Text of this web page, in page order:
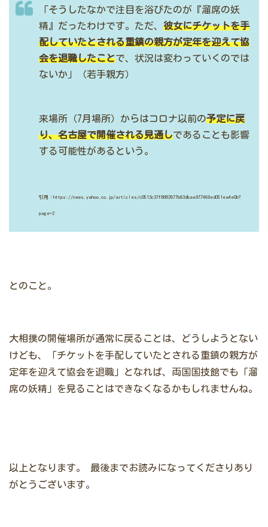
「そうしたなかで注目を浴びたのが『溜席の妖
精』だったわけです。ただ、 彼女にチケットを手
配していたとされる重鎮の親方が定年を迎えて協
会を退職したことで、状況は変わっていくのでは
ないか」（若手親方）
来場所（7月場所）からはコロナ以前の予定に戻
り、名古屋で開催される見通しであることも影響
する可能性があるという。
引用：https://news.yahoo.co.jp/articles/c0513c37f8882677b63dbae977469ed051ea4e0b?
page=2
とのこと。
大相撲の開催場所が通常に戻ることは、どうしようとない
けども、「チケットを手配していたとされる重鎮の親方が
定年を迎えて協会を退職」となれば、両国国技館でも「溜
席の妖精」を見ることはできなくなるかもしれませんね。
以上となります。
最後までお読みになってくださりあり
がとうございます。